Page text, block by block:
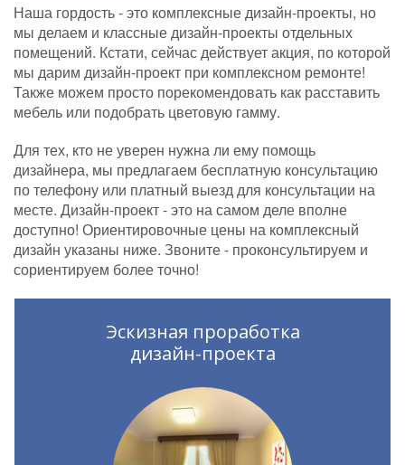
Наша гордость - это комплексные дизайн-проекты, но
мы делаем и классные дизайн-проекты отдельных
помещений. Кстати, сейчас действует акция, по которой
мы дарим дизайн-проект при комплексном ремонте!
Также можем просто порекомендовать как расставить
мебель или подобрать цветовую гамму.
Для тех, кто не уверен нужна ли ему помощь
дизайнера, мы предлагаем бесплатную консультацию
по телефону или платный выезд для консультации на
месте. Дизайн-проект - это на самом деле вполне
доступно! Ориентировочные цены на комплексный
дизайн указаны ниже. Звоните - проконсультируем и
сориентируем более точно!
Эскизная проработка
дизайн-проекта